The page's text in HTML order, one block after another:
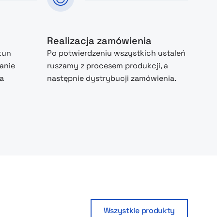
Realizacja zamówienia
Po potwierdzeniu wszystkich ustaleń
ruszamy z procesem produkcji, a
następnie dystrybucji zamówienia.
Wszystkie produkty